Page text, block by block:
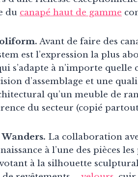
du canapé haut de gamme
Avant de faire des
est l’expression la plus
s’adapte à n’importe
d’assemblage et une
qu’un meuble de
du secteur (copié
La collaboration
à l’une des pièces
à la silhouette